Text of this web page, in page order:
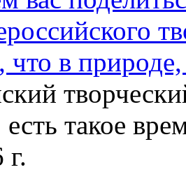
что в
такое